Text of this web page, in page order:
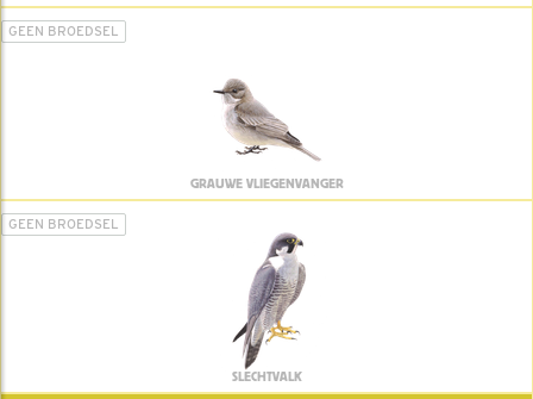
GEEN BROEDSEL
GRAUWE VLIEGENVANGER
GEEN BROEDSEL
SLECHTVALK